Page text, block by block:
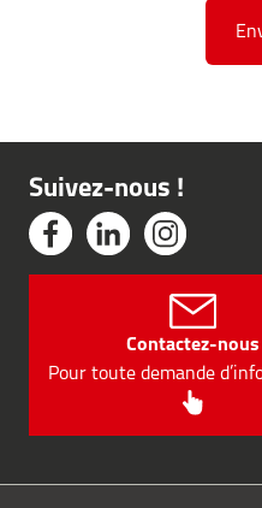
Suivez-nous !
Contactez-nous
Pour toute demande